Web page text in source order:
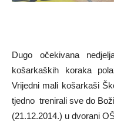
Dugo očekivana
košarkaških koraka
Vrijedni mali košarkaši
tjedno trenirali sve do
(21.12.2014.) u dvorani